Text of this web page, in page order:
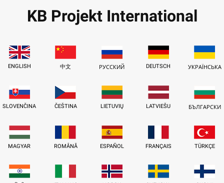
KB Projekt International
ENGLISH 中文 РУССКИЙ DEUTSCH УКРАЇНСЬКА
SLOVENČINA ČEŠTINA LIETUVIŲ LATVIEŠU БЪЛГАРСКИ
MAGYAR ROMÂNĂ ESPAÑOL FRANÇAIS TÜRKÇE